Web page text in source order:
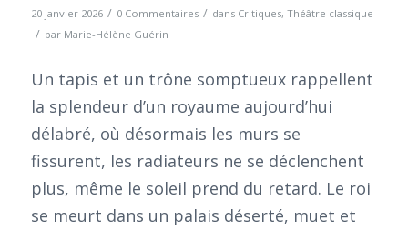
20 janvier 2026 / 0 Commentaires / dans Critiques, Théâtre classique
/ par Marie-Hélène Guérin
Un tapis et un trône somptueux rappellent
la splendeur d’un royaume aujourd’hui
délabré, où désormais les murs se
fissurent, les radiateurs ne se déclenchent
plus, même le soleil prend du retard. Le roi
se meurt dans un palais déserté, muet et